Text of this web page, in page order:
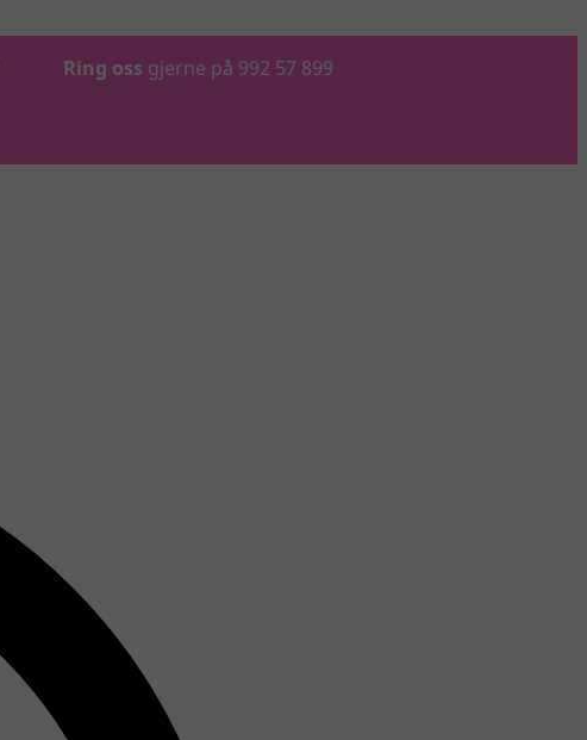
Ring oss gjerne på 992 57 899